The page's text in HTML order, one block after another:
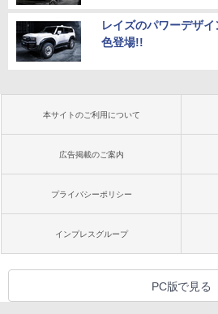
レイズのパワーデザ
色登場!!
本サイトのご利用について
広告掲載のご案内
プライバシーポリシー
インプレスグループ
PC版で見る